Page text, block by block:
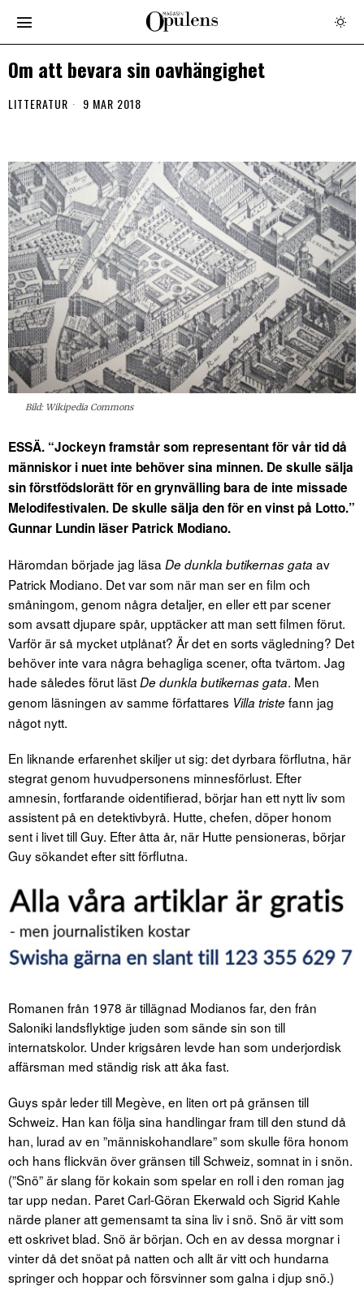
Om att bevara sin oavhängighet
LITTERATUR 9 MAR 2018
Bild: Wikipedia Commons
ESSÄ. “Jockeyn framstår som representant för vår tid då
människor i nuet inte behöver sina minnen. De skulle sälja
sin förstfödslo­rätt för en grynvälling bara de inte missade
Melo­difestivalen. De skulle sälja den för en vinst på Lotto.”
Gunnar Lundin läser Patrick Modiano.
Häromdan började jag läsa De dunkla butikernas gata av
Patrick Modiano. Det var som när man ser en film och
småningom, genom några detaljer, en eller ett par scener
som avsatt djupare spår, upptäcker att man sett filmen förut.
Varför är så mycket utplånat? Är det en sorts vägledning? Det
behöver inte vara några behagliga scener, ofta tvärtom. Jag
hade således förut lästDe dunkla butikernas gata. Men
genom läsningen av samme författares Villa tristefann jag
något nytt.
En liknande erfarenhet skiljer ut sig: det dyrbara förflutna, här
stegrat genom huvudpersonens minnesförlust. Efter
amnesin, fortfarande oidentifierad, börjar han ett nytt liv som
assistent på en detektivbyrå. Hutte, chefen, döper honom
sent i livet till Guy. Efter åtta år, när Hutte pensioneras, börjar
Guy sökandet efter sitt förflutna.
Romanen från 1978 är tillägnad Modianos far, den från
Saloniki landsflyktige juden som sände sin son till
internatskolor. Under krigsåren levde han som underjordisk
affärsman med ständig risk att åka fast.
Guys spår leder till Megève, en liten ort på gränsen till
Schweiz. Han kan följa sina handlingar fram till den stund då
han, lurad av en ”människo­handlare” som skulle föra honom
och hans flickvän över gränsen till Schweiz, somnat in i snön.
(”Snö” är slang för kokain som spelar en roll i den roman jag
tar upp nedan. Paret Carl-Göran Ekerwald och Sigrid Kahle
närde planer att gemensamt ta sina liv i snö. Snö är vitt som
ett oskrivet blad. Snö är början. Och en av dessa morgnar i
vinter då det snöat på natten och allt är vitt och hundarna
springer och hoppar och försvinner som galna i djup snö.)